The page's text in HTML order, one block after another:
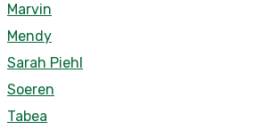
Marvin
Mendy
Sarah Piehl
Soeren
Tabea